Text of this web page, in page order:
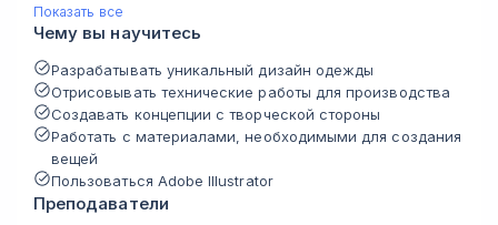
Показать все
Чему вы научитесь
Разрабатывать уникальный дизайн одежды
Отрисовывать технические работы для производства
Создавать концепции с творческой стороны
Работать с материалами, необходимыми для создания
вещей
Пользоваться Adobe Illustrator
Преподаватели